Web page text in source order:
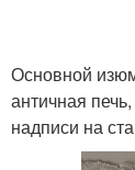
Основной
античная
надписи на